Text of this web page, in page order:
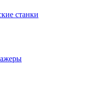
станки